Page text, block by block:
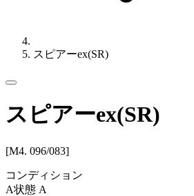
スピアーex(SR)
スピアーex(SR)
[M4. 096/083]
コンディション
A状態 A